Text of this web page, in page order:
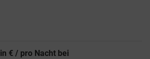
€ / pro Nacht bei